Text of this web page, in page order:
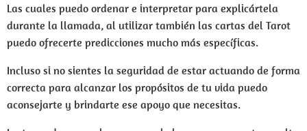
Las cuales puedo ordenar e interpretar para explicártela
durante la llamada, al utilizar también las cartas del Tarot
puedo ofrecerte predicciones mucho más específicas.
Incluso si no sientes la seguridad de estar actuando de forma
correcta para alcanzar los propósitos de tu vida puedo
aconsejarte y brindarte ese apoyo que necesitas.